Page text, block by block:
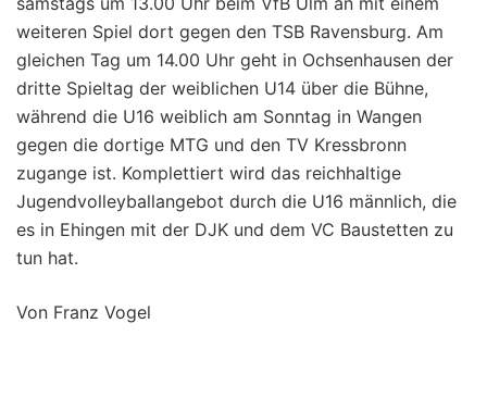
weiteren Spiel dort gegen den TSB Ravensburg. Am
gleichen Tag um 14.00 Uhr geht in Ochsenhausen der
dritte Spieltag der weiblichen U14 über die Bühne,
während die U16 weiblich am Sonntag in Wangen
gegen die dortige MTG und den TV Kressbronn
zugange ist. Komplettiert wird das reichhaltige
Jugendvolleyballangebot durch die U16 männlich, die
es in Ehingen mit der DJK und dem VC Baustetten zu
tun hat.
Von Franz Vogel